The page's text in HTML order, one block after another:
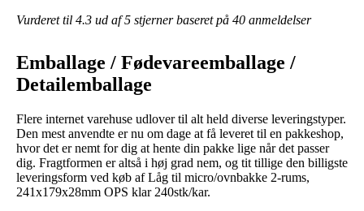
Vurderet til 4.3 ud af 5 stjerner baseret på 40 anmeldelser
Emballage / Fødevareemballage /
Detailemballage
Flere internet varehuse udlover til alt held diverse leveringstyper.
Den mest anvendte er nu om dage at få leveret til en pakkeshop,
hvor det er nemt for dig at hente din pakke lige når det passer
dig. Fragtformen er altså i høj grad nem, og tit tillige den billigste
leveringsform ved køb af Låg til micro/ovnbakke 2-rums,
241x179x28mm OPS klar 240stk/kar.